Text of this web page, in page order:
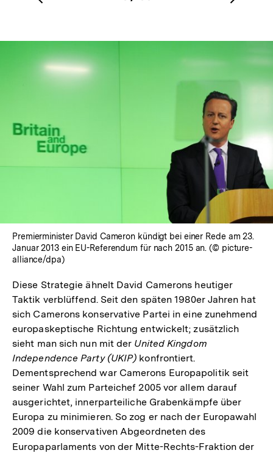
Karussellinhalt
von
Vorherigen
anzeigen
Lightbox
Premierminister David Cameron kündigt bei einer Rede am 23.
Januar 2013 ein EU-Referendum für nach 2015 an. (© picture-
alliance/dpa)
Diese Strategie ähnelt David Camerons heutiger
Taktik verblüffend. Seit den späten 1980er Jahren hat
sich Camerons konservative Partei in eine zunehmend
europaskeptische Richtung entwickelt; zusätzlich
sieht man sich nun mit der United Kingdom
Independence Party (UKIP) konfrontiert.
Dementsprechend war Camerons Europapolitik seit
seiner Wahl zum Parteichef 2005 vor allem darauf
ausgerichtet, innerparteiliche Grabenkämpfe über
Europa zu minimieren. So zog er nach der Europawahl
2009 die konservativen Abgeordneten des
Europaparlaments von der Mitte-Rechts-Fraktion der